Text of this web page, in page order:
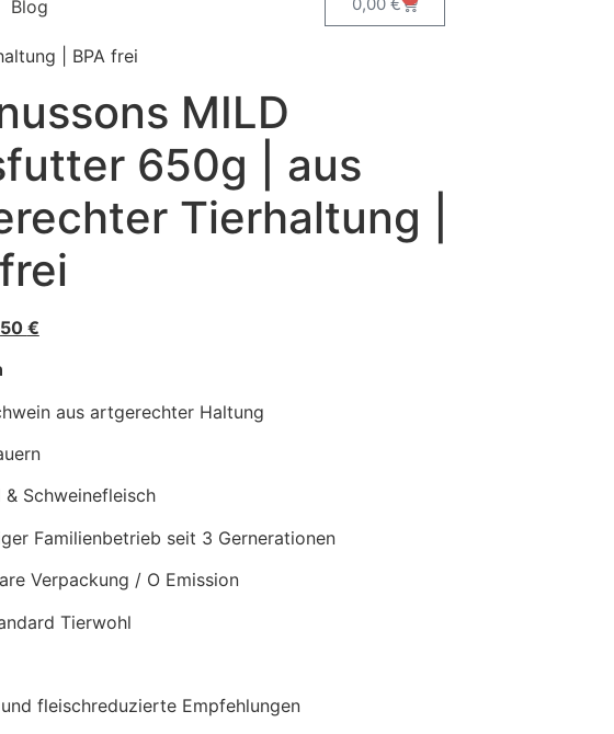
Blog
| BPA frei
MILD
650g | aus
Tierhaltung |
€
aus artgerechter Haltung
Schweinefleisch
Familienbetrieb seit 3 Gernerationen
Verpackung / O Emission
Tierwohl
fleischreduzierte Empfehlungen